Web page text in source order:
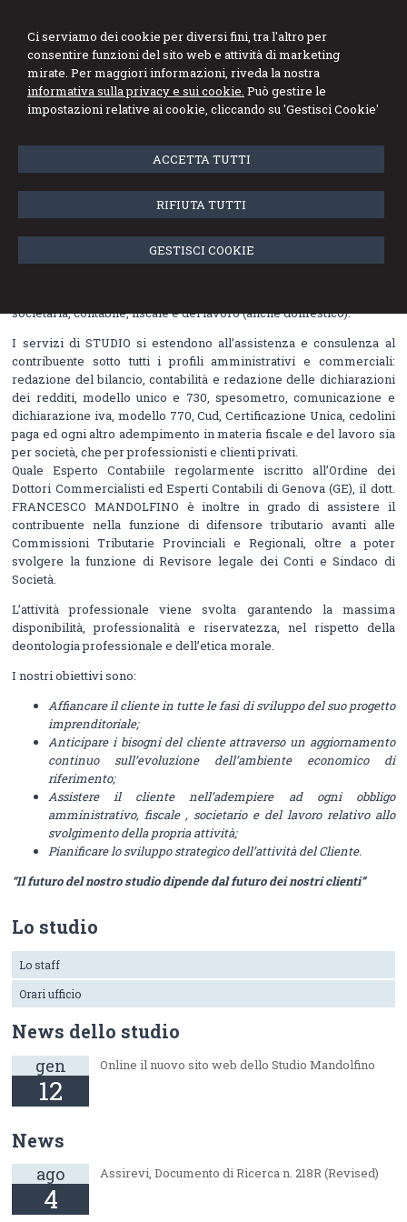
Ci serviamo dei cookie per diversi fini, tra l'altro per
consentire funzioni del sito web e attività di marketing
mirate. Per maggiori informazioni, riveda la nostra
informativa sulla privacy e sui cookie. Può gestire le
impostazioni relative ai cookie, cliccando su 'Gestisci Cookie'
ACCETTA TUTTI
RIFIUTA TUTTI
GESTISCI COOKIE
Dott. Francesco
Mandolfino
Esperto Contabile - Revisore dei Conti
Menu
Lo studio
Lo STUDIO MANDOLFINO svolge la sua attività professionale oltre
Francesco. Nel tempo, ha costantemente garantito alla propria
clientela disponibilità, assistenza e preparazione.
societaria, contabile, fiscale e del lavoro (anche domestico).
I servizi di STUDIO si estendono all’assistenza e consulenza al
contribuente sotto tutti i profili amministrativi e commerciali:
redazione del bilancio, contabilità e redazione delle dichiarazioni
dei redditi, modello unico e 730, spesometro, comunicazione e
dichiarazione iva, modello 770, Cud, Certificazione Unica, cedolini
paga ed ogni altro adempimento in materia fiscale e del lavoro sia
per società, che per professionisti e clienti privati.
Quale Esperto Contabiile regolarmente iscritto all’Ordine dei
Dottori Commercialisti ed Esperti Contabili di Genova (GE), il dott.
FRANCESCO MANDOLFINO è inoltre in grado di assistere il
contribuente nella funzione di difensore tributario avanti alle
Commissioni Tributarie Provinciali e Regionali, oltre a poter
svolgere la funzione di Revisore legale dei Conti e Sindaco di
Società.
L’attività professionale viene svolta garantendo la massima
disponibilità, professionalità e riservatezza, nel rispetto della
deontologia professionale e dell’etica morale.
I nostri obiettivi sono:
Affiancare il cliente in tutte le fasi di sviluppo del suo progetto
imprenditoriale;
Anticipare i bisogni del cliente attraverso un aggiornamento
continuo sull’evoluzione dell’ambiente economico di
riferimento;
Assistere il cliente nell’adempiere ad ogni obbligo
amministrativo, fiscale , societario e del lavoro relativo allo
svolgimento della propria attività;
Pianificare lo sviluppo strategico dell’attività del Cliente.
“Il futuro del nostro studio dipende dal futuro dei nostri clienti”
Lo studio
Lo staff
Orari ufficio
News dello studio
gen
12
Online il nuovo sito web dello Studio Mandolfino
News
ago
4
Assirevi, Documento di Ricerca n. 218R (Revised)